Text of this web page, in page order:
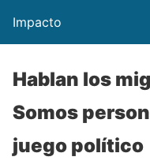
Impacto
Hablan los
Somos
juego político